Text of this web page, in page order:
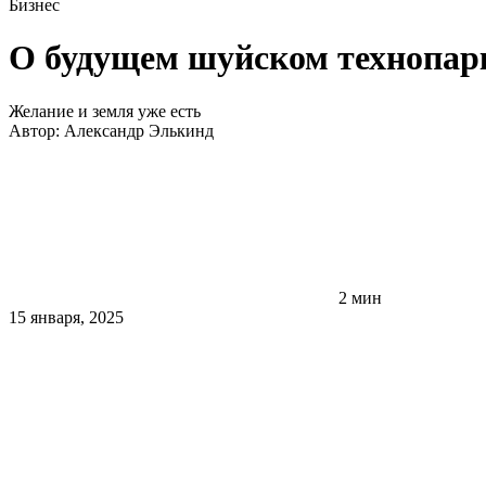
Бизнес
О будущем шуйском
Желание и земля уже есть
Автор: Александр Элькинд
2 мин
15 января, 2025